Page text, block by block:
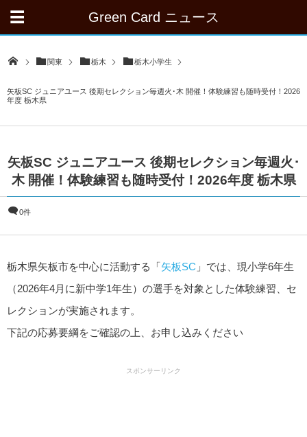
Green Card ニュース
関東 栃木 栃木小学生
矢板SC ジュニアユース 後期セレクション毎週火･木 開催！体験練習も随時受付！2026
年度 栃木県
矢板SC ジュニアユース 後期セレクション毎週火･
木 開催！体験練習も随時受付！2026年度 栃木県
0件
栃木県矢板市を中心に活動する「矢板SC 」では、現小学6年生
（2026年4月に新中学1年生）の選手を対象とした体験練習、セ
レクションが実施されます。
下記の応募要綱をご確認の上、お申し込みください
スポンサーリンク